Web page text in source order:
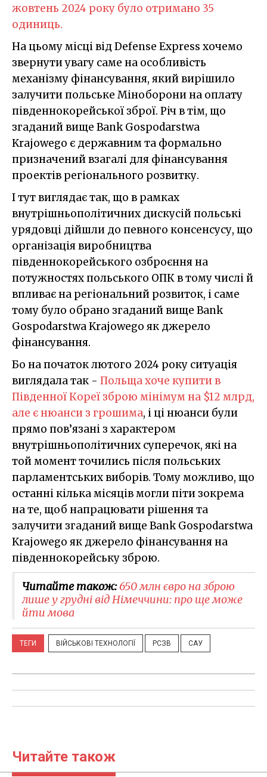
жовтень 2024 року було отримано 35
одиниць.
На цьому місці від Defense Express хочемо
звернути увагу саме на особливість
механізму фінансування, який вирішило
залучити польське Міноборони на оплату
південнокорейської зброї. Річ в тім, що
згаданий вище Bank Gospodarstwa
Krajowego є державним та формально
призначений взагалі для фінансування
проектів регіонального розвитку.
І тут виглядає так, що в рамках
внутрішньополітичних дискусій польські
урядовці дійшли до певного консенсусу, що
організація виробництва
південнокорейського озброєння на
потужностях польського ОПК в тому числі й
впливає на регіональний розвиток, і саме
тому було обрано згаданий вище Bank
Gospodarstwa Krajowego як джерело
фінансування.
Бо на початок лютого 2024 року ситуація
виглядала так - Польща хоче купити в
Південної Кореї зброю мінімум на $12 млрд,
але є нюанси з грошима, і ці нюанси були
прямо пов’язані з характером
внутрішньополітичних суперечок, які на
той момент точились після польських
парламентських виборів. Тому можливо, що
останні кілька місяців могли піти зокрема
на те, щоб напрацювати рішення та
залучити згаданий вище Bank Gospodarstwa
Krajowego як джерело фінансування на
південнокорейську зброю.
Читайте також:650 млн євро на зброю
лише у грудні від Німеччини: про ще може
йти мова
ТЕГИ ВІЙСЬКОВІ ТЕХНОЛОГІЇ РСЗВ САУ
Читайте також